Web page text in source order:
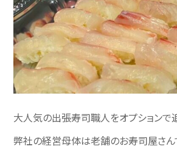
大人気の出張寿司職人をオプションで
弊社の経営母体は老舗のお寿司屋さん